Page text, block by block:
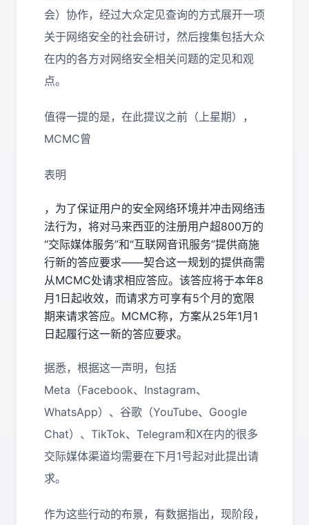
会）协作，经过大众定见查询的方式展开一项
关于网络安全的社会研讨，然后搜集包括大众
在内的各方对网络安全相关问题的定见和观
点。
值得一提的是，在此提议之前（上星期），
MCMC曾
表明
，为了保证用户的安全网络环境并冲击网络违
法行为，将对马来西亚的注册用户超800万的
“交际媒体服务”和“互联网音讯服务”提供商施
行新的答应要求——契合这一规划的提供商需
从MCMC处请求相应答应。该答应将于本年8
月1日起收效，而请求方可享有5个月的宽限
期来请求答应。MCMC称，方案从25年1月1
日起履行这一新的答应要求。
据悉，根据这一声明，包括
Meta（Facebook、Instagram、
WhatsApp）、谷歌（YouTube、Google
Chat）、TikTok、Telegram和X在内的很多
交际媒体渠道均需要在下月1号起对此提出请
求。
作为这些行动的布景，有数据指出，现阶段，